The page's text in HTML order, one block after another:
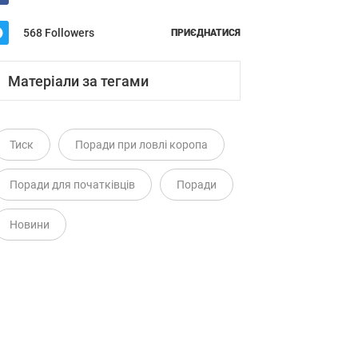
568 Followers ПРИЄДНАТИСЯ
Матеріали за тегами
Тиск Поради при ловлі коропа
Поради для початківців Поради
Новини